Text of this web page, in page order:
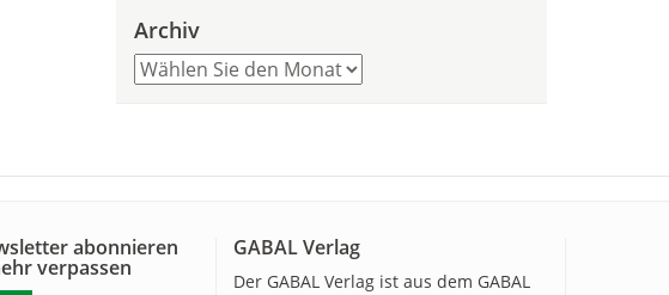
Archiv
abonnieren
verpassen
GABAL Verlag
Der GABAL Verlag ist aus dem GABAL